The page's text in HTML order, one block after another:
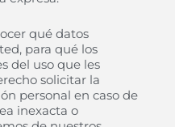
qué datos
para qué los
del uso que les
solicitar la
personal en caso de
inexacta o